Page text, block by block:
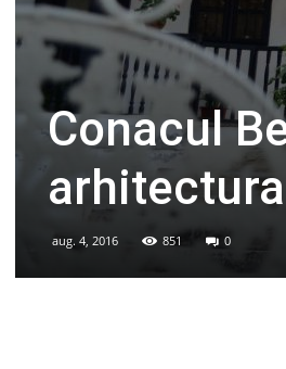
Conacul
aug. 4, 2016 851 0